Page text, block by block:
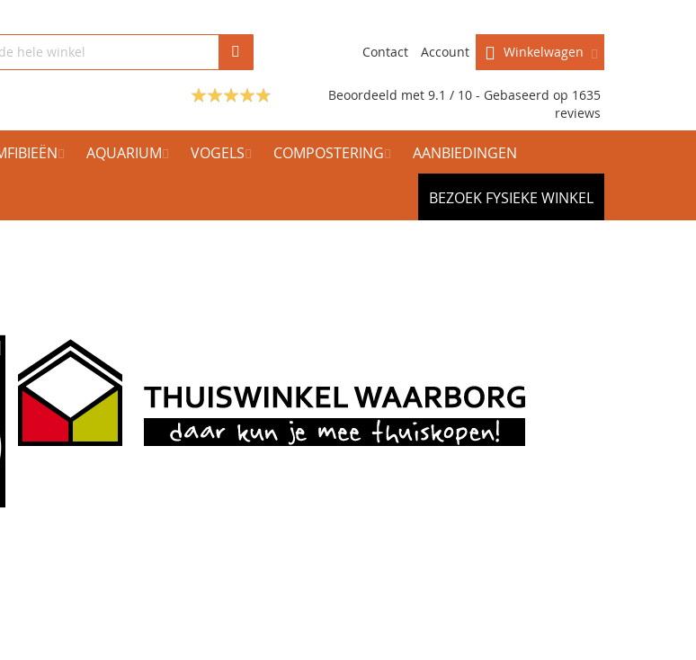
Winkelwagen
Contact Account
Beoordeeld met 9.1 / 10 - Gebaseerd op 1635
reviews
AQUARIUM VOGELS COMPOSTERING AANBIEDINGEN
BEZOEK FYSIEKE WINKEL